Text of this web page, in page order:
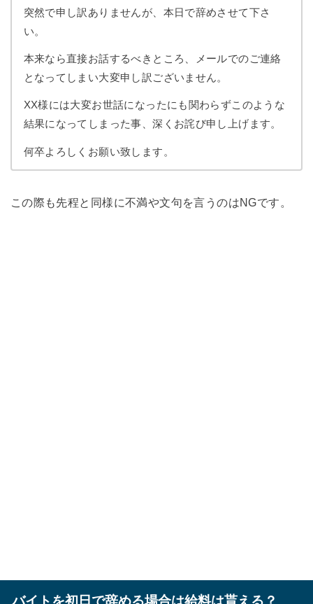
突然で申し訳ありませんが、本日で辞めさせて下さ
い。
本来なら直接お話するべきところ、メールでのご連絡
となってしまい大変申し訳ございません。
XX様には大変お世話になったにも関わらずこのような
結果になってしまった事、深くお詫び申し上げます。
何卒よろしくお願い致します。
この際も先程と同様に不満や文句を言うのはNGです。
バイトを初日で辞める場合は給料は貰える？